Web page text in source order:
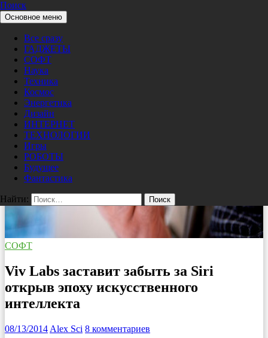
Перейти к содержимому
Pro/Hi-Tech
Поиск
Основное меню
Все сразу
ГАДЖЕТЫ
СОФТ
Наука
Техника
Космос
Энергетика
Дизайн
ИНТЕРНЕТ
ТЕХНОЛОГИИ
Игры
РОБОТЫ
Будущее
Фантастика
Найти:
СОФТ
Viv Labs заставит забыть за Siri
открыв эпоху искусственного
интеллекта
08/13/2014 Alex Sci 8 комментариев